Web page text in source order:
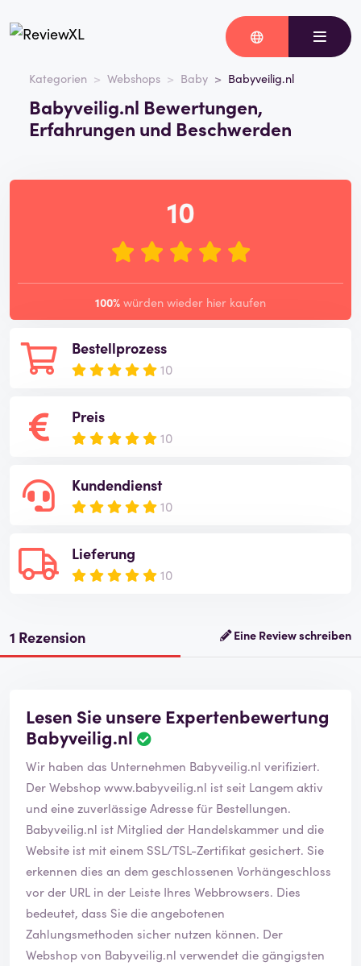
Kategorien Webshops Baby Babyveilig.nl
Babyveilig.nl Bewertungen,
Erfahrungen und Beschwerden
Bestellprozess
10
Preis
10
Kundendienst
10
Lieferung
10
10
100% würden wieder hier kaufen
1 Rezension Eine Review schreiben
Lesen Sie unsere Expertenbewertung
Babyveilig.nl
Wir haben das Unternehmen Babyveilig.nl verifiziert.
Der Webshopwww.babyveilig.nl ist seit Langem aktiv
und eine zuverlässige Adresse für Bestellungen.
Babyveilig.nl ist Mitglied der Handelskammer und die
Website ist mit einem SSL/TSL-Zertifikat gesichert. Sie
erkennen dies an dem geschlossenen Vorhängeschloss
vor der URL in der Leiste Ihres Webbrowsers. Dies
bedeutet, dass Sie die angebotenen
Zahlungsmethoden sicher nutzen können. Der
Webshop von Babyveilig.nl verwendet die gängigsten